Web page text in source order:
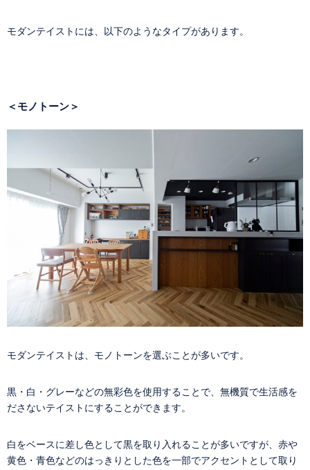
モダンテイストには、以下のようなタイプがあります。
＜モノトーン＞
モダンテイストは、モノトーンを選ぶことが多いです。
黒・白・グレーなどの無彩色を使用することで、無機質で生活感を
ださないテイストにすることができます。
白をベースに差し色として黒を取り入れることが多いですが、赤や
黄色・青色などのはっきりとした色を一部でアクセントとして取り